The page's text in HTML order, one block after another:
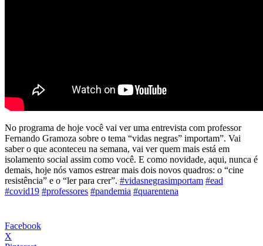
No programa de hoje você vai ver uma entrevista com professor
Fernando Gramoza sobre o tema “vidas negras” importam”. Vai
saber o que aconteceu na semana, vai ver quem mais está em
isolamento social assim como você. E como novidade, aqui, nunca é
demais, hoje nós vamos estrear mais dois novos quadros: o “cine
resistência” e o “ler para crer”. #vidasnegrasimportam #ead
#covid19 #professores #pandemia #quarentena
Facebook
X